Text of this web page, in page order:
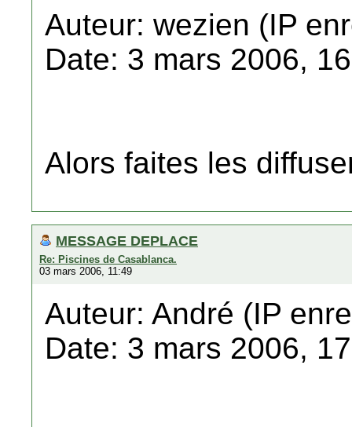
Auteur: wezien (IP
Date: 3 mars 2006,
Alors faites les
MESSAGE DEPLACE
Re: Piscines de Casablanca.
03 mars 2006, 11:49
Auteur: André (IP
Date: 3 mars 2006,